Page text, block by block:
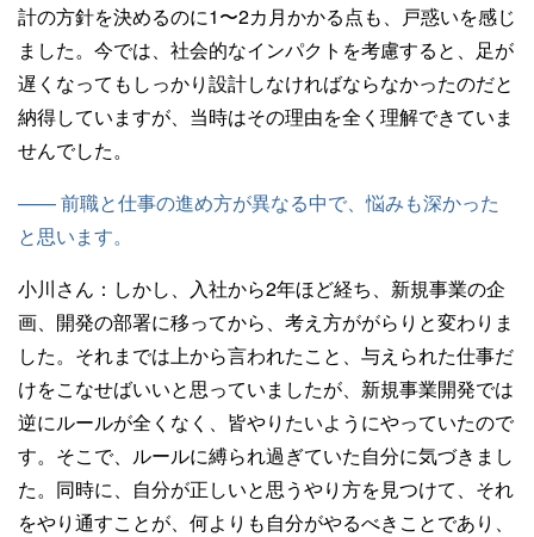
計の方針を決めるのに1〜2カ月かかる点も、戸惑いを感じ
ました。今では、社会的なインパクトを考慮すると、足が
遅くなってもしっかり設計しなければならなかったのだと
納得していますが、当時はその理由を全く理解できていま
せんでした。
—— 前職と仕事の進め方が異なる中で、悩みも深かった
と思います。
小川さん： しかし、入社から2年ほど経ち、新規事業の企
画、開発の部署に移ってから、考え方ががらりと変わりま
した。それまでは上から言われたこと、与えられた仕事だ
けをこなせばいいと思っていましたが、新規事業開発では
逆にルールが全くなく、皆やりたいようにやっていたので
す。そこで、ルールに縛られ過ぎていた自分に気づきまし
た。同時に、自分が正しいと思うやり方を見つけて、それ
をやり通すことが、何よりも自分がやるべきことであり、